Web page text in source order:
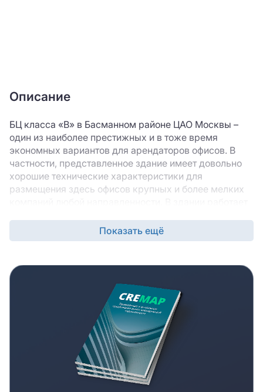
Описание
БЦ класса «В» в Басманном районе ЦАО Москвы –
один из наиболее престижных и в тоже время
экономных вариантов для арендаторов офисов. В
частности, представленное здание имеет довольно
хорошие технические характеристики для
размещения здесь офисов крупных и более мелких
модели. За соединение интернет и телефонию
отвечает коммерческий провайдер, который
Безопасность в здании также на уровне – есть
круглосуточная охрана, ведется наблюдение с
камер, установлены автоматические системы
сигнализации о пожаре. Можно сделать ремонт
перед въездом, но практически во всех офисах уже
имеется современная отделка с использованием
натуральных и безопасных, долговечных
Дополнительная информация о БЦ Академика
Показать ещё